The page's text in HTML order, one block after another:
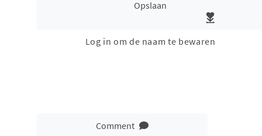
Opslaan
Log in om de naam te bewaren
Comment